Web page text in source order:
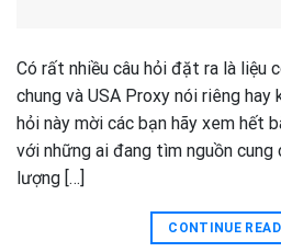
Có rất nhiều câu hỏi đặt ra là liệu
chung và USA Proxy nói riêng
hỏi này mời các bạn hãy xem hết
với những ai đang tìm nguồn
lượng […]
CONTINUE